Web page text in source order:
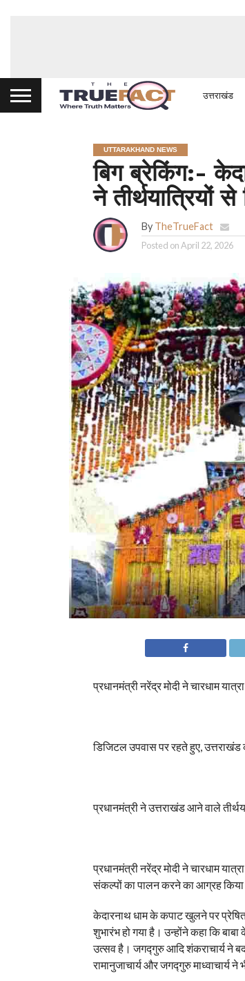
उत्तराखंड
UTTARAKHAND NEWS
बिग ब्रेकिंग:-
ने तीर्थयात्रियों
By TheTrueFact
Posted onApril 22, 2026
प्रधानमंत्री नरेंद्र मोदी ने चारधाम
डिजिटल उपवास पर रहते हुए,
प्रधानमंत्री ने उत्तराखंड आने वाले
प्रधानमंत्री नरेंद्र मोदी ने चारधाम
संकल्पों का पालन करने का आग्रह किया
केदारनाथ धाम के कपाट खुलने पर प्रेषित
शुभारंभ हो गया है। उन्होंने कहा कि
उत्सव है। जगद्गुरु आदि शंकराचार्य ने
रामानुजाचार्य और जगद्गुरु माध्वाचार्य